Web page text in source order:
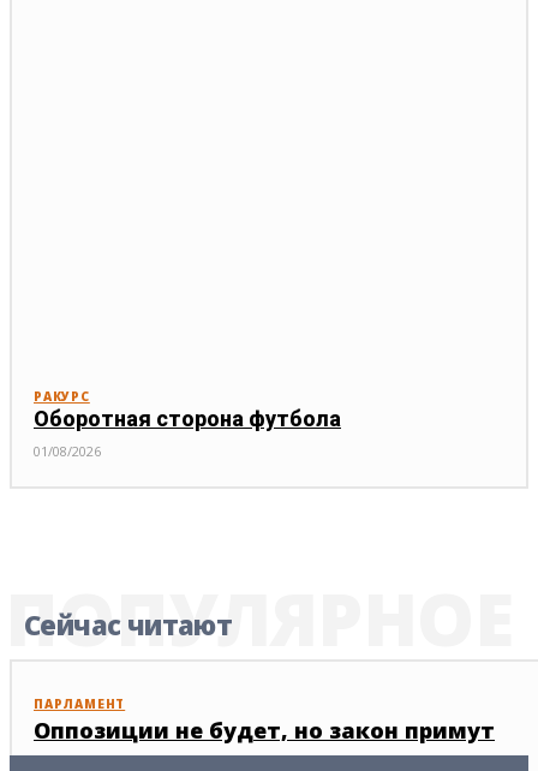
РАКУРС
Оборотная сторона футбола
01/08/2026
Сейчас читают
ПОПУЛЯРНОЕ
ПАРЛАМЕНТ
Оппозиции не будет, но закон примут